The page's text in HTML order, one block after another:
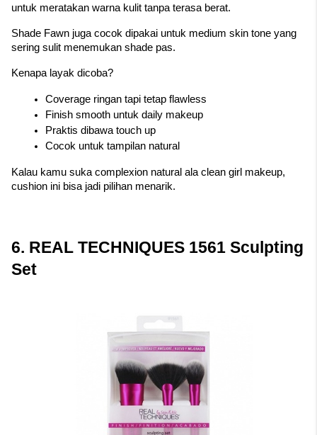
untuk meratakan warna kulit tanpa terasa berat.
Shade Fawn juga cocok dipakai untuk medium skin tone yang
sering sulit menemukan shade pas.
Kenapa layak dicoba?
Coverage ringan tapi tetap flawless
Finish smooth untuk daily makeup
Praktis dibawa touch up
Cocok untuk tampilan natural
Kalau kamu suka complexion natural ala clean girl makeup,
cushion ini bisa jadi pilihan menarik.
6. REAL TECHNIQUES 1561 Sculpting
Set